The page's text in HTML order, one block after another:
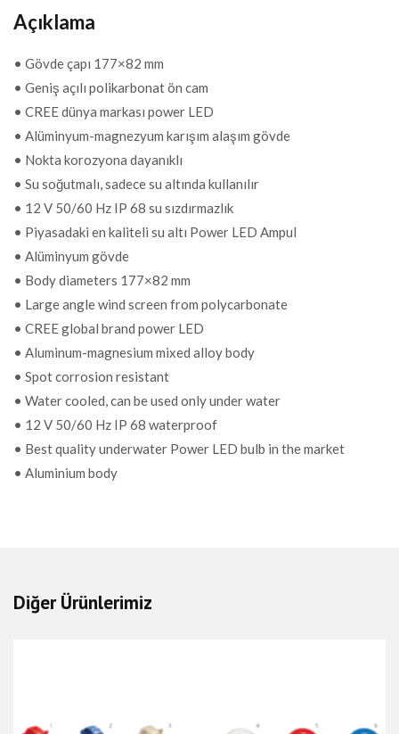
FİYAT
FİYAT 118,00 EUR + KDV
Açıklama
• Gövde çapı 177×82 mm
• Geniş açılı polikarbonat ön cam
• CREE dünya markası power LED
• Alüminyum-magnezyum karışım alaşım gövde
• Nokta korozyona dayanıklı
• Su soğutmalı, sadece su altında kullanılır
• 12 V 50/60 Hz IP 68 su sızdırmazlık
• Piyasadaki en kaliteli su altı Power LED Ampul
• Alüminyum gövde
• Body diameters 177×82 mm
• Large angle wind screen from polycarbonate
• CREE global brand power LED
• Aluminum-magnesium mixed alloy body
• Spot corrosion resistant
• Water cooled, can be used only under water
• 12 V 50/60 Hz IP 68 waterproof
• Best quality underwater Power LED bulb in the market
• Aluminium body
Diğer Ürünlerimiz